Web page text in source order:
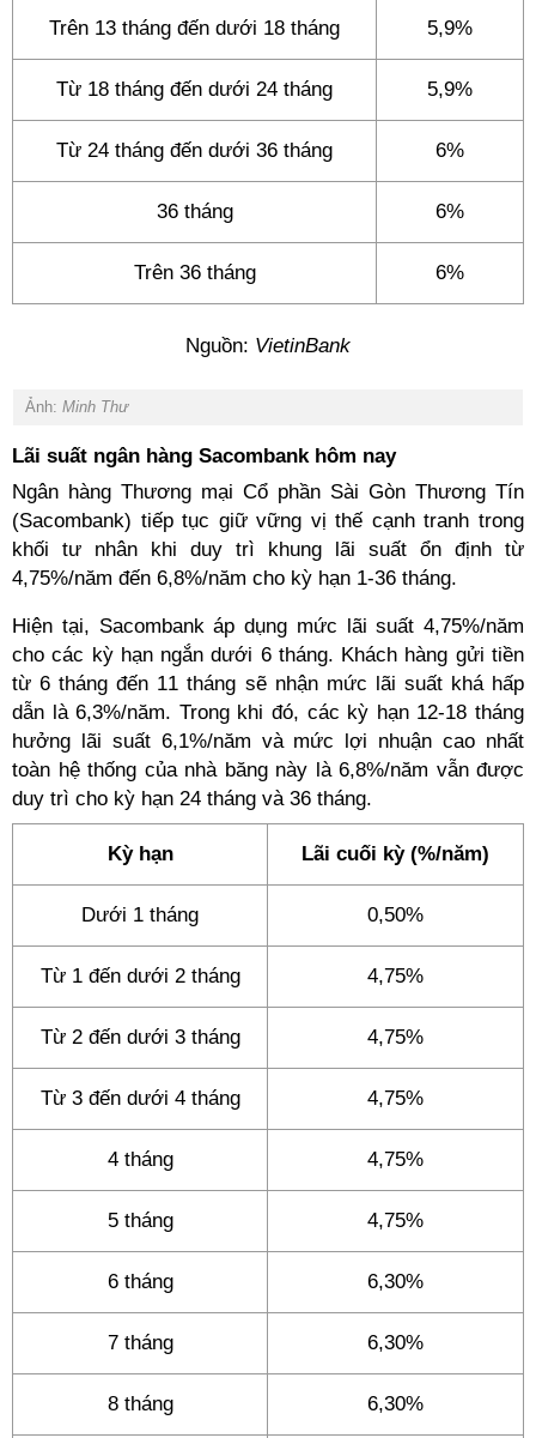
Trên 13 tháng đến dưới 18 tháng 5,9%
Từ 18 tháng đến dưới 24 tháng 5,9%
Từ 24 tháng đến dưới 36 tháng 6%
36 tháng 6%
Trên 36 tháng 6%
Nguồn: VietinBank
Ảnh: Minh Thư
Lãi suất ngân hàng Sacombank hôm nay
Ngân hàng Thương mại Cổ phần Sài Gòn Thương Tín
(Sacombank) tiếp tục giữ vững vị thế cạnh tranh trong
khối tư nhân khi duy trì khung lãi suất ổn định từ
4,75%/năm đến 6,8%/năm cho kỳ hạn 1-36 tháng.
Hiện tại, Sacombank áp dụng mức lãi suất 4,75%/năm
cho các kỳ hạn ngắn dưới 6 tháng. Khách hàng gửi tiền
từ 6 tháng đến 11 tháng sẽ nhận mức lãi suất khá hấp
dẫn là 6,3%/năm. Trong khi đó, các kỳ hạn 12-18 tháng
hưởng lãi suất 6,1%/năm và mức lợi nhuận cao nhất
toàn hệ thống của nhà băng này là 6,8%/năm vẫn được
duy trì cho kỳ hạn 24 tháng và 36 tháng.
Kỳ hạn Lãi cuối kỳ (%/năm)
Dưới 1 tháng 0,50%
Từ 1 đến dưới 2 tháng 4,75%
Từ 2 đến dưới 3 tháng 4,75%
Từ 3 đến dưới 4 tháng 4,75%
4 tháng 4,75%
5 tháng 4,75%
6 tháng 6,30%
7 tháng 6,30%
8 tháng 6,30%